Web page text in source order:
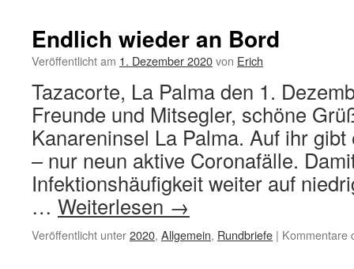
Endlich wieder an Bord
Veröffentlicht am 1. Dezember 2020von Erich
Tazacorte, La Palma den 1.
Freunde und Mitsegler, schöne
Kanareninsel La Palma. Auf ihr
– nur neun aktive Coronafälle.
Infektionshäufigkeit weiter auf
… Weiterlesen →
Veröffentlicht unter2020, Allgemein, Rundbriefe | Kommentare